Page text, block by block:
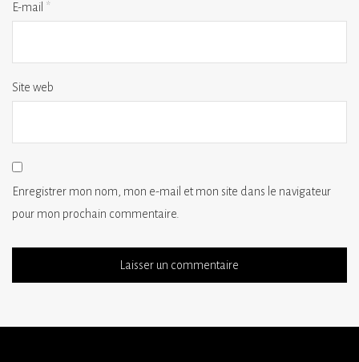
E-mail *
Site web
Enregistrer mon nom, mon e-mail et mon site dans le navigateur
pour mon prochain commentaire.